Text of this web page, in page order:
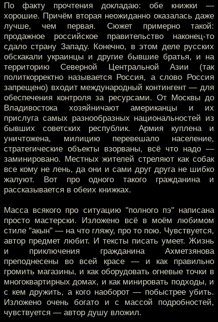
По факту прочтения докладаю: обе книжки —
хорошие. Причём вторая неожиданно оказалась даже
лучше, чем первая. Сюжет примерно такой:
продажное российское правительство наконец-то
сдало страну Западу. Конечно, в этом деле русских
обскакали украинцы и другие бывшие братья, и на
территорию Северной Центральной Азии (так
политкорректно называется Россия, а слово Россия
запрещено) входит международный контингент — для
обеспечения контроля за ресурсами. От Москвы до
Владивостока хозяйничают американцы и их
прислуга самых разнообразных национальностей из
бывших советских республик. Армия куплена и
уничтожена, милицию перевешало население,
стратегические объекты взорваны, всё что надо —
заминировано. Местных жителей стреляют как собак
все кому не лень, да они и сами друг друга не шибко
жалуют. Вот про одного такого гражданина и
рассказывается в обеих книжках.
Масса всякого про ситуацию "полного пэ" написана
просто мастерски. Изложено всё в моём любимом
стиле "акын" — на что гляжу, про то пою. Чувствуется,
автор предмет любит. И тексты писать умеет. Жизнь
и приключения гражданина Ахметзянова
преподнесены во всей красе — и как правильно
громить магазины, и как оборудовать огневые точки в
многоквартирных домах, и как минировать подходы, и
с кем дружить, а кого наоборот — побыстрее убить.
Изложено очень богато и с массой подробностей,
чувствуется — автор душу вложил.